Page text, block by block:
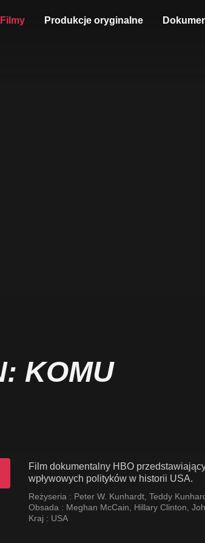
Filmy Produkcje oryginalne
KOMU
Film dokumentalny HBO
wpływowych polityków w historii USA.
Reżyseria : Peter W. Kunhardt Teddy
Obsada : Meghan McCain Hillary Clinton
Kraj : USA